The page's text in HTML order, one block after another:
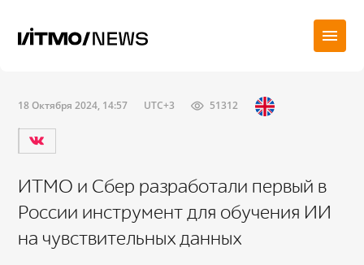
18 Октября 2024, 14:57 UTC+3 51312
ИТМО и Сбер разработали первый в
России инструмент для обучения ИИ
на чувствительных данных